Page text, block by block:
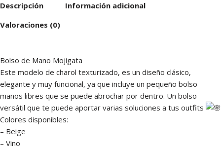
Descripción
Información adicional
Valoraciones (0)
Bolso de Mano Mojigata
Este modelo de charol texturizado, es un diseño clásico,
elegante y muy funcional, ya que incluye un pequeño bolso
manos libres que se puede abrochar por dentro. Un bolso
versátil que te puede aportar varias soluciones a tus outfits
Colores disponibles:
– Beige
– Vino